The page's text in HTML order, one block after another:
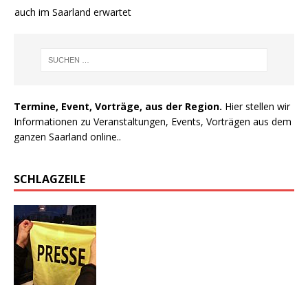
auch im Saarland erwartet
Termine, Event, Vorträge, aus der Region. Hier stellen wir
Informationen zu Veranstaltungen, Events, Vorträgen aus dem
ganzen Saarland online..
SCHLAGZEILE